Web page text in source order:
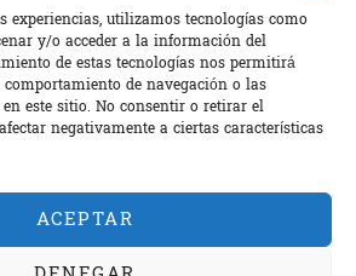
experiencias, utilizamos tecnologías como
y/o acceder a la información del
de estas tecnologías nos permitirá
de navegación o las
este sitio. No consentir o retirar el
negativamente a ciertas características
ACEPTAR
CONTACTO
Nº18, 18100 Armilla (Granada)
Granada, España
+34 672 863 799
Rugby Escoriones Granada.